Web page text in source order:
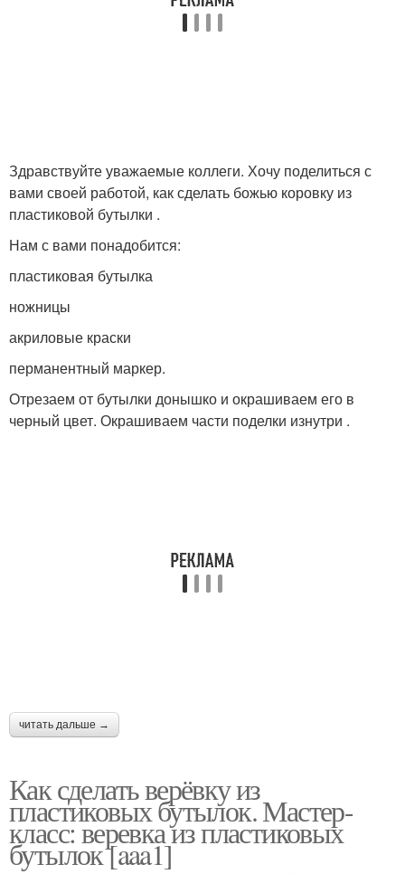
Здравствуйте уважаемые коллеги. Хочу поделиться с
вами своей работой, как сделать божью коровку из
пластиковой бутылки .
Нам с вами понадобится:
пластиковая бутылка
ножницы
акриловые краски
перманентный маркер.
Отрезаем от бутылки донышко и окрашиваем его в
черный цвет. Окрашиваем части поделки изнутри .
читать дальше →
Как сделать верёвку из
пластиковых бутылок. Мастер-
класс: веревка из пластиковых
бутылок [aaa1]